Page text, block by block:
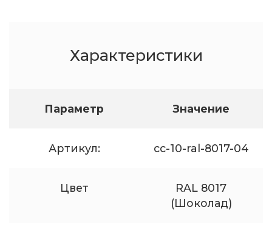
Характеристики
Параметр Значение
Артикул: cc-10-ral-8017-04
Цвет
RAL 8017
(Шоколад)